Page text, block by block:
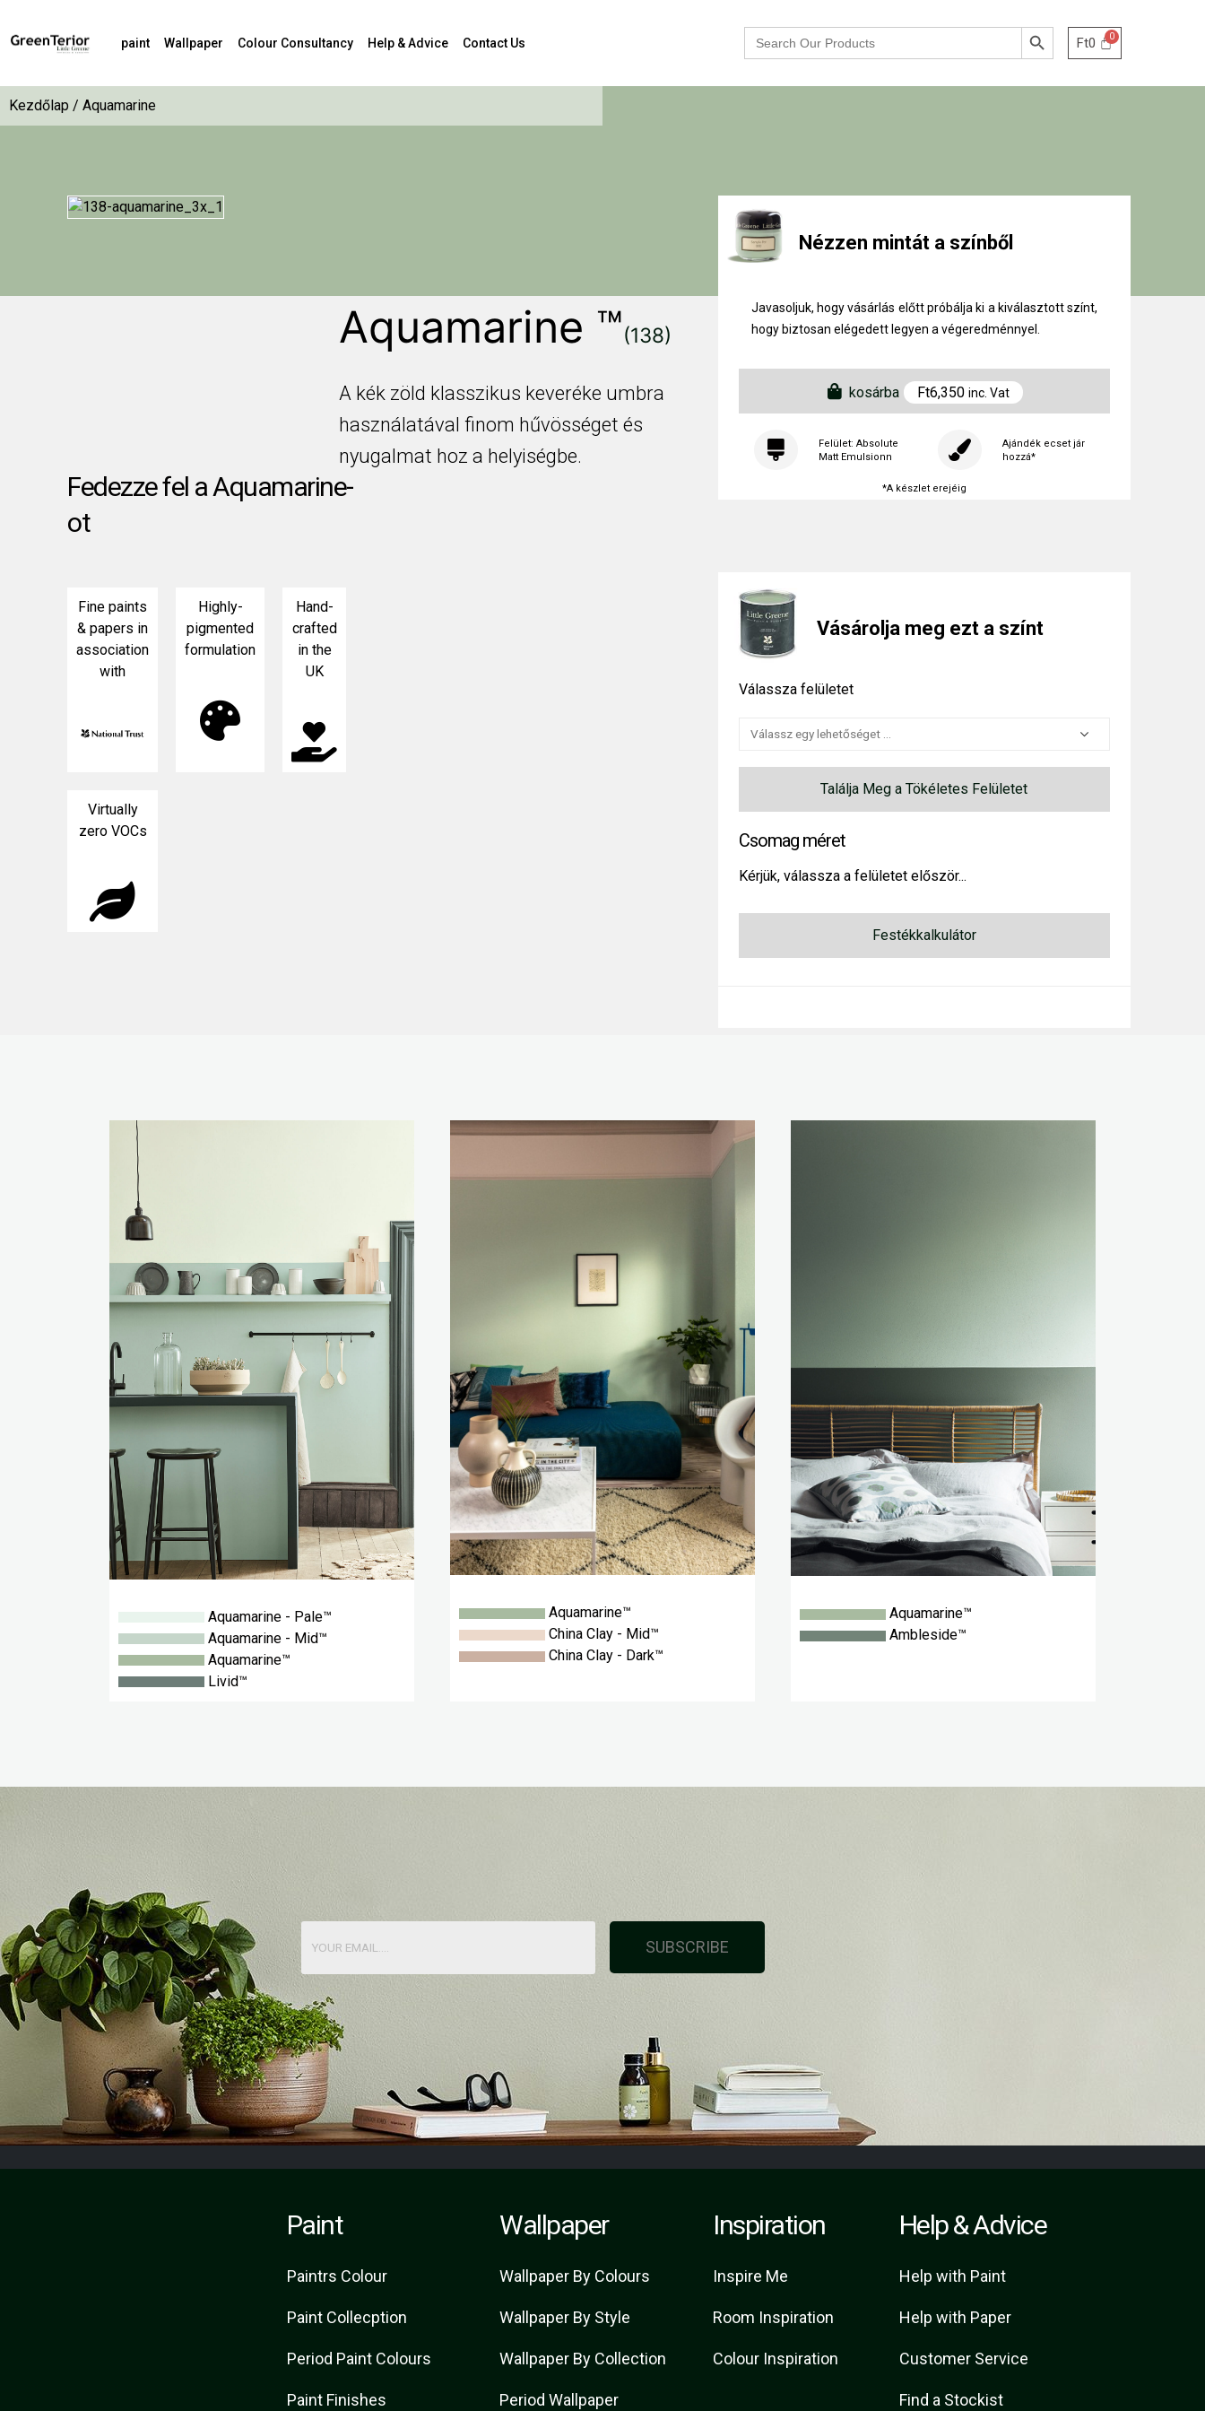
paint Wallpaper Colour Consultancy Help & Advice Contact Us
Search
for:
Search Button
Ft0
Kezdőlap / Aquamarine
Fedezze fel a Aquamarine-
ot
Fine paints
& papers in
association
with
Highly-
pigmented
formulation

Hand-
crafted
in the
UK
Virtually
zero VOCs
Aquamarine ™(138)
A kék zöld klasszikus keveréke umbra
használatával finom hűvösséget és
nyugalmat hoz a helyiségbe.
Nézzen mintát a színből
Javasoljuk, hogy vásárlás előtt próbálja ki a kiválasztott színt,
hogy biztosan elégedett legyen a végeredménnyel.
kosárba Ft6,350 inc. Vat
Felület: Absolute
Matt Emulsionn
Ajándék ecset jár
hozzá*
*A készlet erejéig
Vásárolja meg ezt a színt
Válassza felületet
Találja Meg a Tökéletes Felületet
Csomag méret
Kérjük, válassza a felületet először...
Festékkalkulátor
Aquamarine - Pale™
Aquamarine - Mid™
Aquamarine™
Livid™
Aquamarine™
China Clay - Mid™
China Clay - Dark™
Aquamarine™
Ambleside™
SUBSCRIBE
Paint
Paintrs Colour
Paint Collecption
Period Paint Colours
Paint Finishes
Wallpaper
Wallpaper By Colours
Wallpaper By Style
Wallpaper By Collection
Period Wallpaper
Inspiration
Inspire Me
Room Inspiration
Colour Inspiration
Help & Advice
Help with Paint
Help with Paper
Customer Service
Find a Stockist